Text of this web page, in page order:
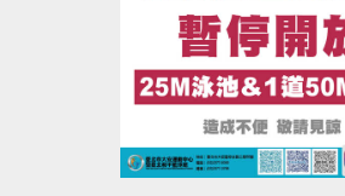
APPLE 傳送門點我(開啟新視窗)
google play 傳送門點我(開啟新視窗)
相關洽詢(02)2377-0300